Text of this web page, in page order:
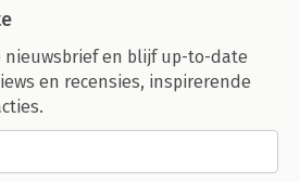
nieuwsbrief en blijf up-to-date
en recensies, inspirerende